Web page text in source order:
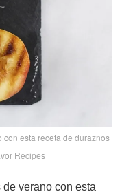
con esta receta de duraznos
Recipes
verano con esta